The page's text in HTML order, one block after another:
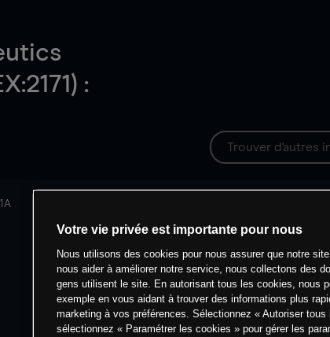
:
1A
Votre vie privée est importante pour nous
Nous utilisons des cookies pour nous assurer que notre
nous aider à améliorer notre service, nous collectons des
gens utilisent le site. En autorisant tous les cookies, nous
exemple en vous aidant à trouver des informations plus
marketing à vos préférences. Sélectionnez « Autoriser
sélectionnez « Paramétrer les cookies » pour gérer les